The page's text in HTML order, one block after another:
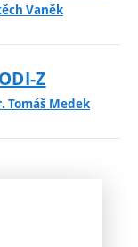
Vaněk
Z
Tomáš Medek